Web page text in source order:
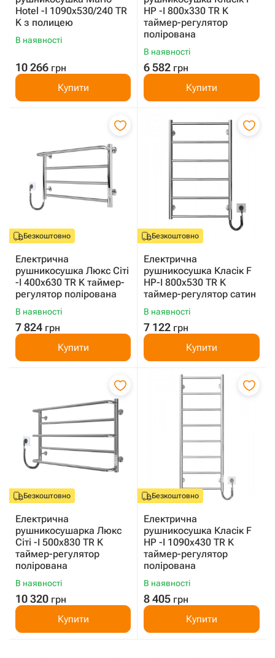
Hotel -I 1090х530/240 TR
K з полицею
В наявності
10 266 грн
Купити
HP -I 800x330 TR K
таймер-регулятор
полірована
В наявності
6 582 грн
Купити
Безкоштовно
Електрична
рушникосушка Люкс Сіті
-I 400х630 TR K таймер-
регулятор полірована
В наявності
7 824 грн
Купити
Безкоштовно
Електрична
рушникосушка Класік F
HP-I 800x530 TR K
таймер-регулятор сатин
В наявності
7 122 грн
Купити
Безкоштовно
Електрична
рушникосушарка Люкс
Сіті -I 500х830 TR K
таймер-регулятор
полірована
В наявності
10 320 грн
Купити
Безкоштовно
Електрична
рушникосушка Класік F
HP -I 1090x430 TR K
таймер-регулятор
полірована
В наявності
8 405 грн
Купити